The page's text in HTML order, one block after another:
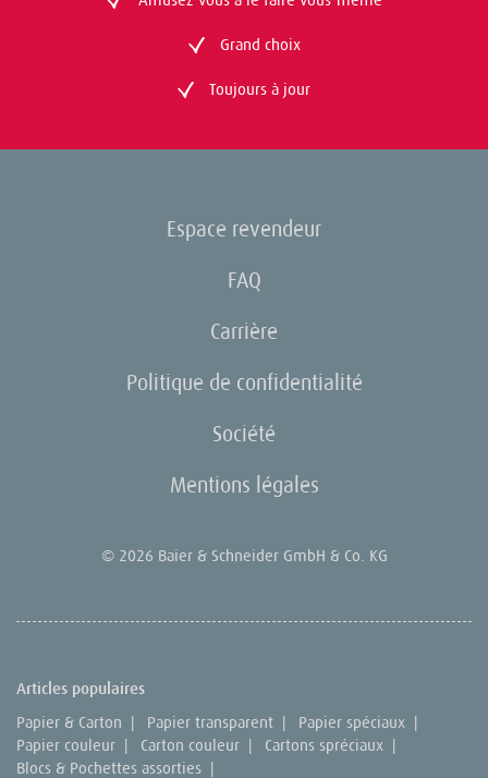
Grand choix
Toujours à jour
Espace revendeur
FAQ
Carrière
Politique de confidentialité
Société
Mentions légales
© 2026 Baier & Schneider GmbH & Co. KG
Articles populaires
Papier & Carton | Papier transparent | Papier spéciaux |
Papier couleur | Carton couleur | Cartons spréciaux |
Blocs & Pochettes assorties |